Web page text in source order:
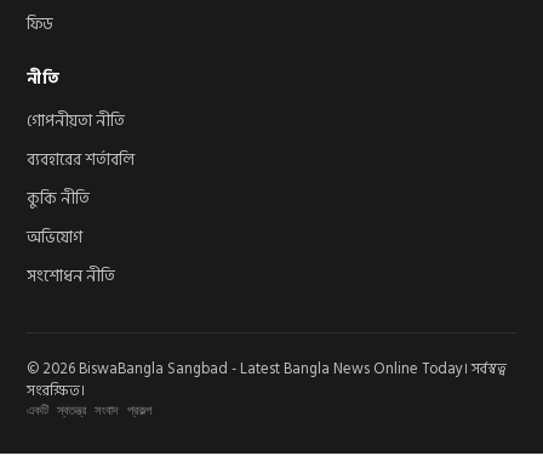
ফিড
নীতি
গোপনীয়তা নীতি
ব্যবহারের শর্তাবলি
কুকি নীতি
অভিযোগ
সংশোধন নীতি
© 2026 BiswaBangla Sangbad - Latest Bangla News Online Today। সর্বস্বত্ব
সংরক্ষিত।
একটি স্বতন্ত্র সংবাদ প্রকল্প